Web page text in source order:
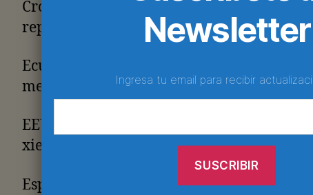
Croacia: Igual que México, se sacaron la
repechaje.
Ecuador: Único equipo sudamericano que
meterse en cuartos.
EEUU: Thank you, gracias, merci, dank,
xie xie, obrigado…
España: Parece que ya no son tan
Newsletter
Ingresa tu email para recibir